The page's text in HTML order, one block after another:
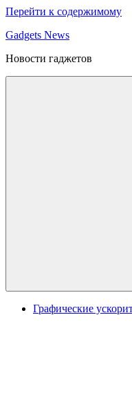
Перейти к содержимому
Gadgets News
Новости гаджетов
Графические